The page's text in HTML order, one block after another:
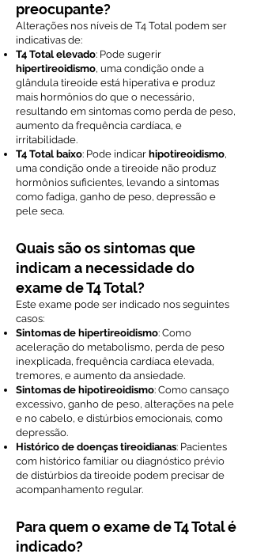
preocupante?
Alterações nos níveis de T4 Total podem ser
indicativas de:
T4 Total elevado: Pode sugerir
hipertireoidismo, uma condição onde a
glândula tireoide está hiperativa e produz
mais hormônios do que o necessário,
resultando em sintomas como perda de peso,
aumento da frequência cardíaca, e
irritabilidade.
T4 Total baixo: Pode indicar hipotireoidismo,
uma condição onde a tireoide não produz
hormônios suficientes, levando a sintomas
como fadiga, ganho de peso, depressão e
pele seca.
Quais são os sintomas que
indicam a necessidade do
exame de T4 Total?
Este exame pode ser indicado nos seguintes
casos:
Sintomas de hipertireoidismo: Como
aceleração do metabolismo, perda de peso
inexplicada, frequência cardíaca elevada,
tremores, e aumento da ansiedade.
Sintomas de hipotireoidismo: Como cansaço
excessivo, ganho de peso, alterações na pele
e no cabelo, e distúrbios emocionais, como
depressão.
Histórico de doenças tireoidianas: Pacientes
com histórico familiar ou diagnóstico prévio
de distúrbios da tireoide podem precisar de
acompanhamento regular.
Para quem o exame de T4 Total é
indicado?